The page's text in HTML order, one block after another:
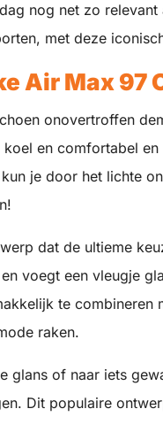
nog net zo
met deze
Air Max 97
onovertroffen
en comfortabel
je door het lichte
dat de ultieme
voegt een vleugje
te combineren
raken.
glans of naar iets
Dit populaire